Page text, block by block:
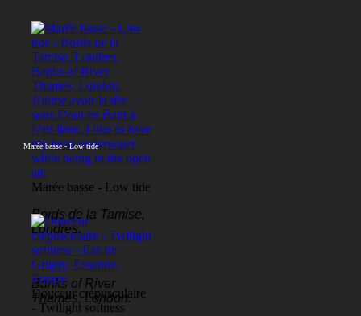
Marée basse - Low tide
Bords de la Tamise,
Londres.
Banks of River
Thames, London.
Marée basse - Low tide
Douceur crépusculaire
- Twilight softness